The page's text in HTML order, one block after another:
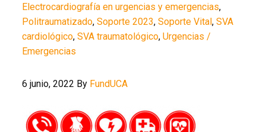
Electrocardiografía en urgencias y emergencias,
Politraumatizado,Soporte 2023,Soporte Vital,SVA
cardiológico,SVA traumatológico,Urgencias /
Emergencias
6 junio, 2022 By FundUCA